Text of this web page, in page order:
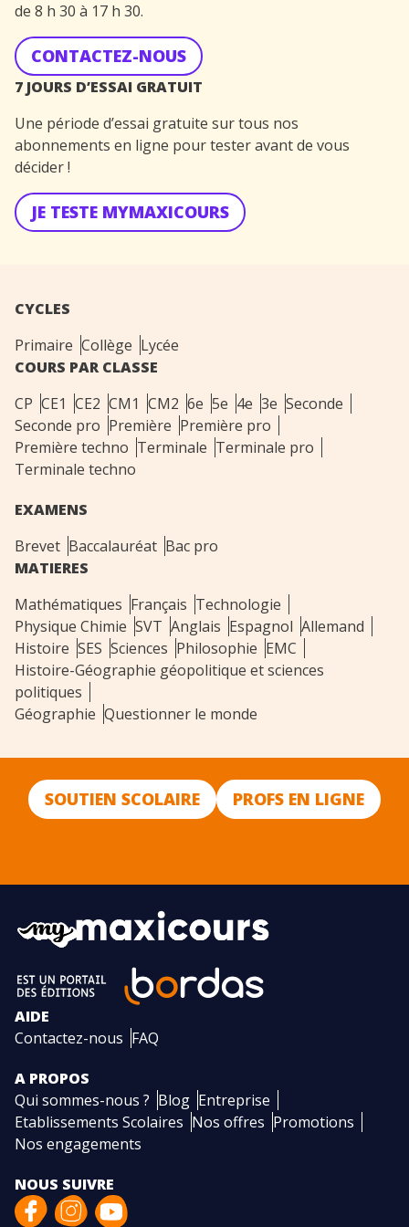
de 8 h 30 à 17 h 30.
CONTACTEZ-NOUS
7 JOURS D’ESSAI GRATUIT
Une période d’essai gratuite sur tous nos
abonnements en ligne pour tester avant de vous
décider !
JE TESTE MYMAXICOURS
CYCLES
Primaire Collège Lycée
COURS PAR CLASSE
CP CE1 CE2 CM1 CM2 6e 5e 4e 3e Seconde
Seconde pro Première Première pro
Première techno Terminale Terminale pro
Terminale techno
EXAMENS
Brevet Baccalauréat Bac pro
MATIERES
Mathématiques Français Technologie
Physique Chimie SVT Anglais Espagnol Allemand
Histoire SES Sciences Philosophie EMC
Histoire-Géographie géopolitique et sciences
politiques
Géographie Questionner le monde
SOUTIEN SCOLAIRE PROFS EN LIGNE
AIDE
Contactez-nous FAQ
A PROPOS
Qui sommes-nous ? Blog Entreprise
Etablissements Scolaires Nos offres Promotions
Nos engagements
NOUS SUIVRE